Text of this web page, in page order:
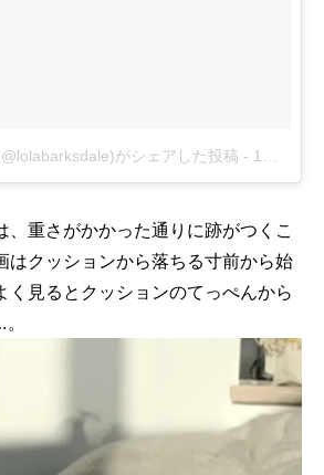
がシェアした投稿 - 1月 7, 2018 at 5:51午後 PST
、重さがかかった通りに跡がつくこ
はクッションから落ちる寸前から始
く見るとクッションのてっぺんから